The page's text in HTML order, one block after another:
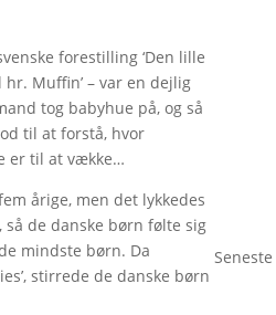
forestilling ‘Den lille
hr. Muffin’ – var en dejlig
tog babyhue på, og så
til at forstå, hvor
er til at vække…
årige, men det lykkedes
de danske børn følte sig
mindste børn. Da
stirrede de danske børn